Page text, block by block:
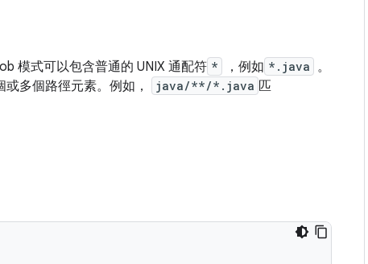
模式可以包含普通的 UNIX 通配符 * ，例如 *.java 。
多個路徑元素。例如， java/**/*.java 匹